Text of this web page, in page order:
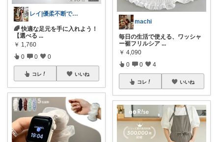
レイ|優柔不断で選べない🥲
🌈 快適な足元を手に入れよう！
【選べる ...
￥ 1,760
0 0 0
コレ いいね
machi
毎日の生活で使える、ワッシャ
ー裾フリルシア ...
￥ 4,090
0 0 4
コレ いいね